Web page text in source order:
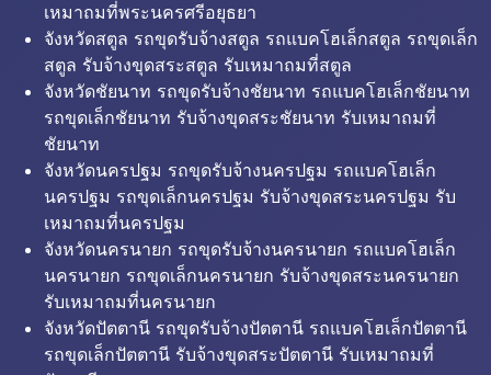
เหมาถมที่พระนครศรีอยุธยา
จังหวัดสตูล รถขุดรับจ้างสตูล รถแบคโฮเล็กสตูล รถขุดเล็ก
สตูล รับจ้างขุดสระสตูล รับเหมาถมที่สตูล
จังหวัดชัยนาท รถขุดรับจ้างชัยนาท รถแบคโฮเล็กชัยนาท
รถขุดเล็กชัยนาท รับจ้างขุดสระชัยนาท รับเหมาถมที่
ชัยนาท
จังหวัดนครปฐม รถขุดรับจ้างนครปฐม รถแบคโฮเล็ก
นครปฐม รถขุดเล็กนครปฐม รับจ้างขุดสระนครปฐม รับ
เหมาถมที่นครปฐม
จังหวัดนครนายก รถขุดรับจ้างนครนายก รถแบคโฮเล็ก
นครนายก รถขุดเล็กนครนายก รับจ้างขุดสระนครนายก
รับเหมาถมที่นครนายก
จังหวัดปัตตานี รถขุดรับจ้างปัตตานี รถแบคโฮเล็กปัตตานี
รถขุดเล็กปัตตานี รับจ้างขุดสระปัตตานี รับเหมาถมที่